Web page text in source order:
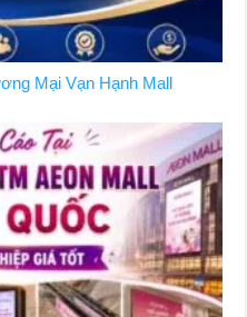
Mại Vạn Hạnh Mall